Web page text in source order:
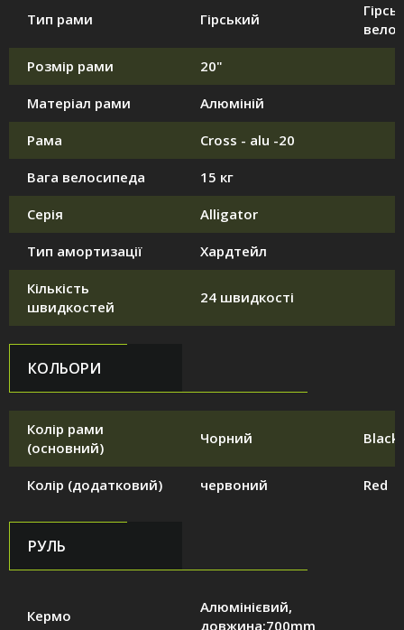
Тип рами Гірський
Розмір рами 20"
Матеріал рами Алюміній
Рама Cross - alu -20
Вага велосипеда 15 кг
Серія Alligator
Тип амортизації Хардтейл
Кількість
швидкостей
24 швидкості
КОЛЬОРИ
Колір рами
(основний)
Чорний Black
Колір (додатковий) червоний Red
РУЛЬ
Кермо
Алюмінієвий,
довжина:700mm